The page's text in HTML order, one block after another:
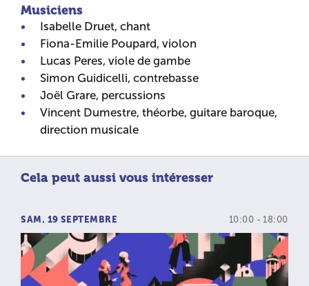
Musiciens
Isabelle Druet, chant
Fiona-Emilie Poupard, violon
Lucas Peres, viole de gambe
Simon Guidicelli, contrebasse
Joël Grare, percussions
Vincent Dumestre, théorbe, guitare baroque,
direction musicale
Cela peut aussi vous intéresser
SAM. 19 SEPTEMBRE 10:00 - 18:00